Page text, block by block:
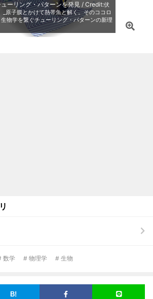
ーリング・パターンを発見 / Credit:伏
_原子膜とかけて熱帯魚と解く。そのココロ
物学を繋ぐチューリング・パターンの新理
数学 # 物理学 # 生物